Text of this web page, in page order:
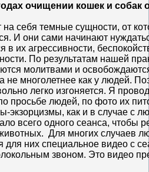
очищении кошек и собак
на себя темные сущности, от
И они сами начинают
в их агрессивности,
По результатам нашей
молитвами и
не многолетнее как у людей.
легко изгоняется. Я
просьбе людей, по фото их
экзорцизмы, как и в случае с
всего одного сеанса, чтобы
Для многих случаев
них специальное видео с
звоном. Это видео